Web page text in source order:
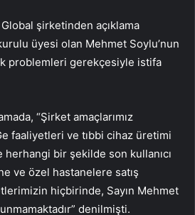
Global şirketinden açıklama
üyesi olan Mehmet Soylu’nun
problemleri gerekçesiyle istifa
“Şirket amaçlarımız
faaliyetleri ve tıbbi cihaz üretimi
herhangi bir şekilde son kullanıcı
ve özel hastanelere satış
hiçbirinde, Sayın Mehmet
denilmişti.